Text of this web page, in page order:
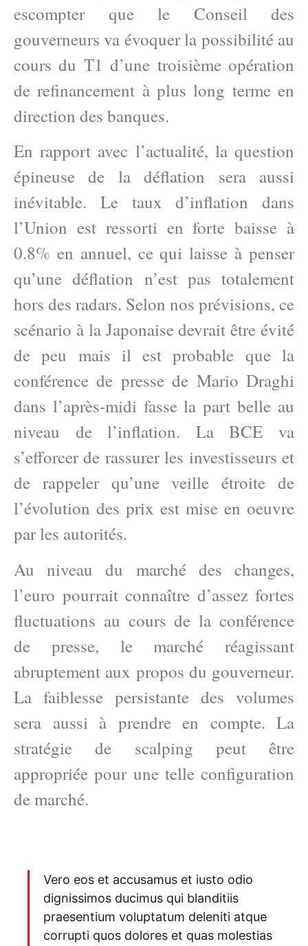
escompter que le Conseil des
gouverneurs va évoquer la possibilité au
cours du T1 d’une troisième opération
de refinancement à plus long terme en
direction des banques.
En rapport avec l’actualité, la question
épineuse de la déflation sera aussi
inévitable. Le taux d’inflation dans
l’Union est ressorti en forte baisse à
0.8% en annuel, ce qui laisse à penser
qu’une déflation n’est pas totalement
hors des radars. Selon nos prévisions, ce
scénario à la Japonaise devrait être évité
de peu mais il est probable que la
conférence de presse de Mario Draghi
dans l’après-midi fasse la part belle au
niveau de l’inflation. La BCE va
s’efforcer de rassurer les investisseurs et
de rappeler qu’une veille étroite de
l’évolution des prix est mise en oeuvre
par les autorités.
Au niveau du marché des changes,
l’euro pourrait connaître d’assez fortes
fluctuations au cours de la conférence
de presse, le marché réagissant
abruptement aux propos du gouverneur.
La faiblesse persistante des volumes
sera aussi à prendre en compte. La
stratégie de scalping peut être
appropriée pour une telle configuration
de marché.
Vero eos et accusamus et iusto odio
dignissimos ducimus qui blanditiis
praesentium voluptatum deleniti atque
corrupti quos dolores et quas molestias